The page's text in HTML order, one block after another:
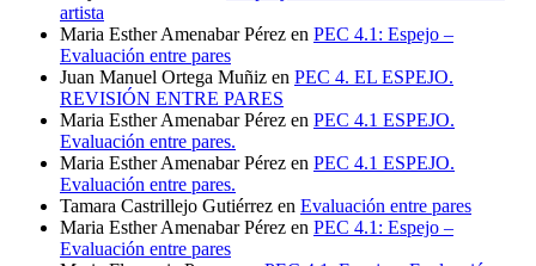
artista
Maria Esther Amenabar Pérez en PEC 4.1: Espejo –
Evaluación entre pares
Juan Manuel Ortega Muñiz en PEC 4. EL ESPEJO.
REVISIÓN ENTRE PARES
Maria Esther Amenabar Pérez en PEC 4.1 ESPEJO.
Evaluación entre pares.
Maria Esther Amenabar Pérez en PEC 4.1 ESPEJO.
Evaluación entre pares.
Tamara Castrillejo Gutiérrez en Evaluación entre pares
Maria Esther Amenabar Pérez en PEC 4.1: Espejo –
Evaluación entre pares